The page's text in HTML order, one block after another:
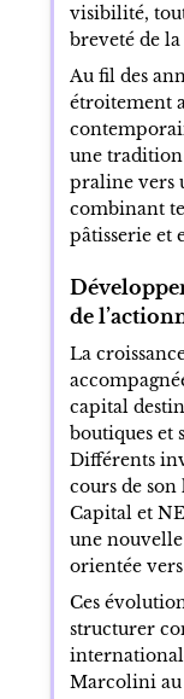
visibilité,
breveté de
Au fil des
étroitement
une
praline vers
combinant
pâtisserie et
de
La
capital
boutiques
Différents
cours de
Capital et
une
orientée vers
Ces
structurer
Marcolini au